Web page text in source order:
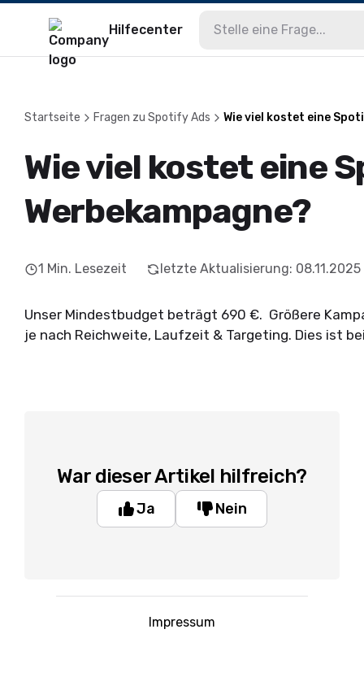
Hilfecenter
Startseite Fragen zu Spotify Ads Wie viel kostet eine
Wie viel kostet eine
Werbekampagne?
1 Min. Lesezeit letzte Aktualisierung: 08.11.2025
Unser Mindestbudget beträgt 690 €. Größere
je nach Reichweite, Laufzeit & Targeting. Dies ist
War dieser Artikel hilfreich?
Ja Nein
Impressum